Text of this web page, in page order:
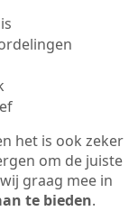
het is ook zeker
om de juiste
graag mee in
te bieden.